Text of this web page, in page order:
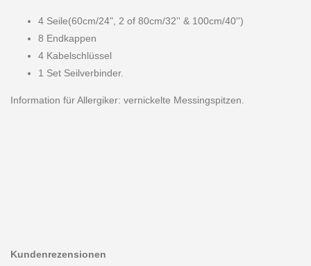
4 Seile(60cm/24", 2 of 80cm/32'' & 100cm/40'')
8 Endkappen
4 Kabelschlüssel
1 Set Seilverbinder.
Information für Allergiker: vernickelte Messingspitzen.
Kundenrezensionen